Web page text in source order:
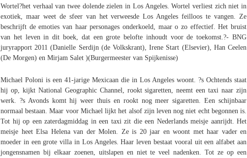
Wortel?het verhaal van twee dolende zielen in Los Angeles. Wortel verliest zich niet in
exotiek, maar weet de sfeer van het verweesde Los Angeles feilloos te vangen. Ze
beschrijft de emoties van haar personages onderkoeld, maar o zo effectief. Het bruist
van het leven in dit boek, dat een grote belofte inhoudt voor de toekomst.?- BNG
juryrapport 2011 (Danielle Serdijn (de Volkskrant), Irene Start (Elsevier), Han Ceelen
(De Morgen) en Mirjam Salet )(Burgermeester van Spijkenisse)
Michael Poloni is een 41-jarige Mexicaan die in Los Angeles woont. ?s Ochtends staat
hij op, kijkt National Geographic Channel, rookt sigaretten, neemt een taxi naar zijn
werk. ?s Avonds komt hij weer thuis en rookt nog meer sigaretten. Een schijnbaar
normaal bestaan. Maar voor Michael lijkt het alsof zijn leven nog niet echt begonnen is.
Tot hij op een zaterdagmiddag in een taxi zit die een Nederlands meisje aanrijdt. Het
meisje heet Elsa Helena van der Molen. Ze is 20 jaar en woont met haar vader en
moeder in een grote villa in Los Angeles. Haar leven bestaat vooral uit een alfabet aan
jongensnamen bij elkaar zoenen, uitslapen en niet te veel nadenken. Tot ze op een